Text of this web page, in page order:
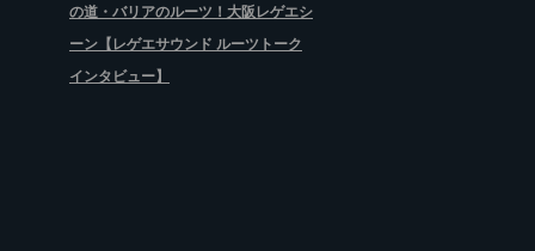
の道・バリアのルーツ！大阪レゲエシ
ーン【レゲエサウンド ルーツトーク
インタビュー】